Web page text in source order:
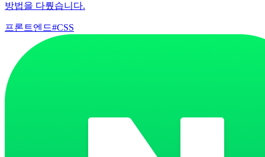
방법을 다뤘습니다.
프론트엔드#CSS